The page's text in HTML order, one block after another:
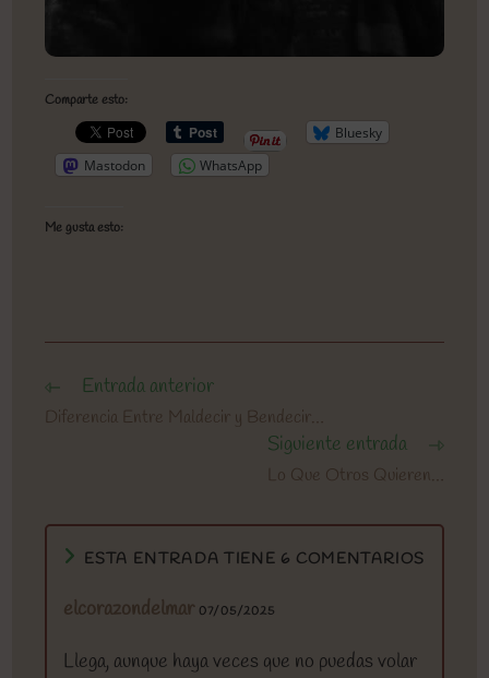
Comparte esto:
Bluesky
Mastodon
WhatsApp
Me gusta esto:
Leer
más
artículos
Entrada anterior
Diferencia Entre Maldecir y Bendecir…
Siguiente entrada
Lo Que Otros Quieren…
ESTA ENTRADA TIENE 6 COMENTARIOS
elcorazondelmar 07/05/2025
Llega, aunque haya veces que no puedas volar